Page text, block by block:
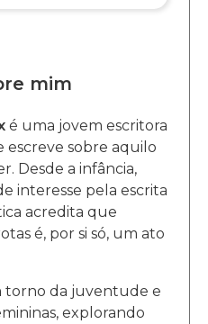
mim
é uma jovem escritora
sobre aquilo
Desde a infância,
interesse pela escrita
acredita que
é, por si só, um ato
torno da juventude e
explorando